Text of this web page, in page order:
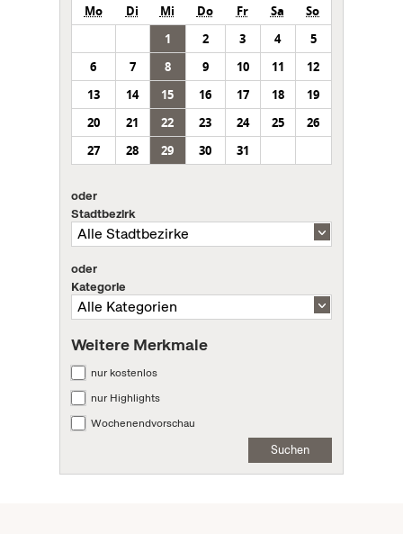
Mo Di Mi Do Fr Sa
So
1
2 3 4
5
6
7 8 9 10 11
12
13
14 15 16 17 18
19
20
21 22 23 24 25
26
27
28 29 30 31
oder
Stadtbezirk
oder
Kategorie
Weitere Merkmale
nur kostenlos
nur Highlights
Wochenendvorschau
Suchen